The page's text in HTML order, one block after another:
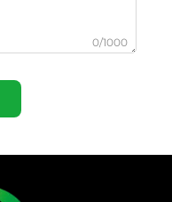
0/1000